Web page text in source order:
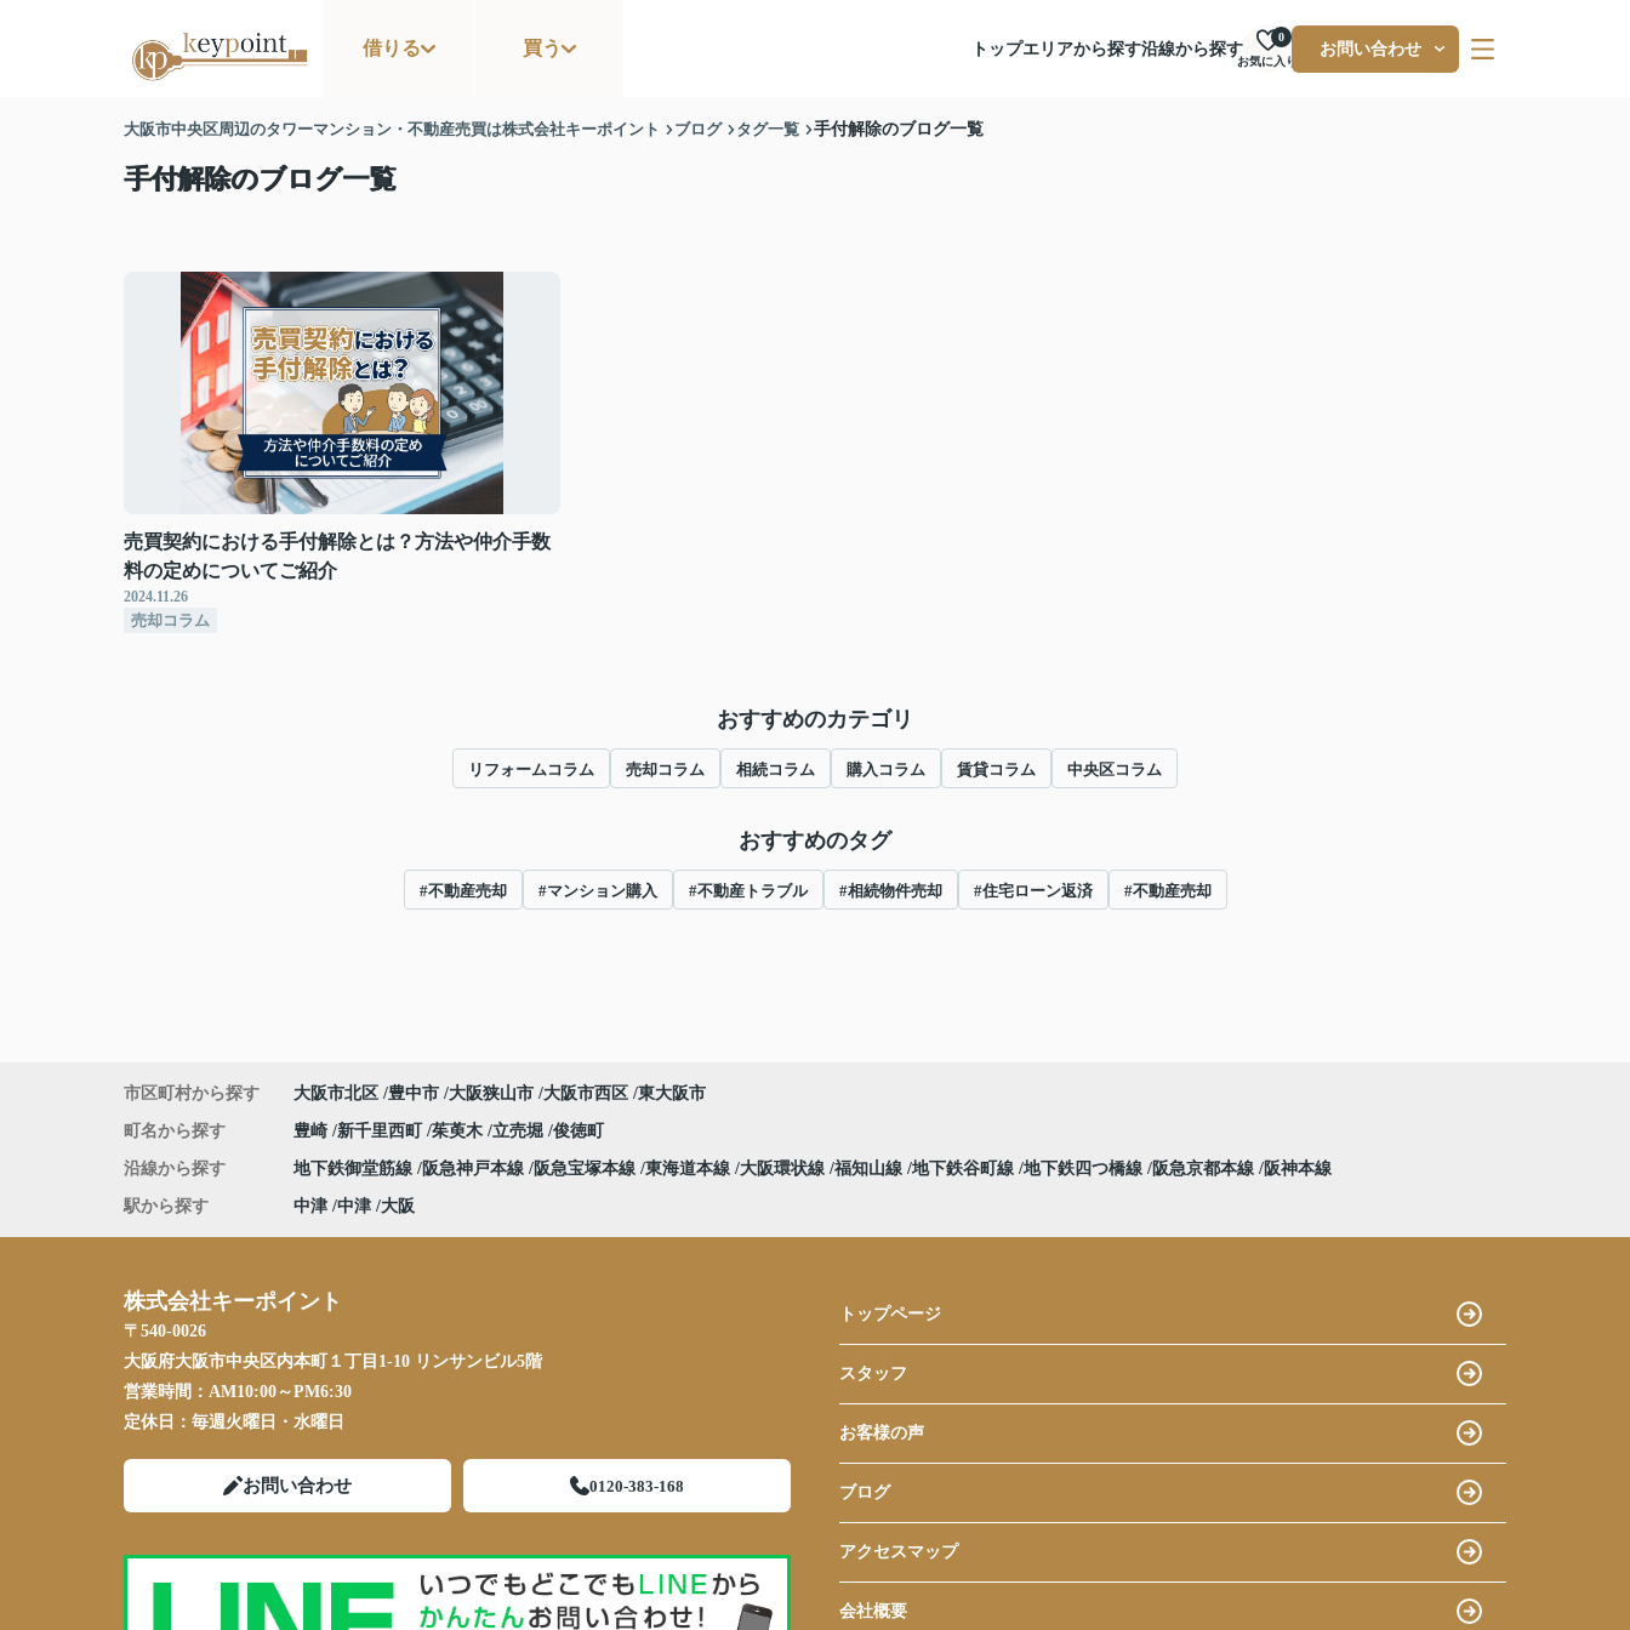
借りる 買う トップエリアから探す沿線から探す
お気に入り
0
お問い合わせ
大阪市中央区周辺のタワーマンション・不動産売買は株式会社キーポイント ブログ タグ一覧 手付解除のブログ一覧
手付解除のブログ一覧
売買契約における手付解除とは？方法や仲介手数
料の定めについてご紹介
2024.11.26
売却コラム
おすすめのカテゴリ
リフォームコラム 売却コラム 相続コラム 購入コラム 賃貸コラム 中央区コラム
おすすめのタグ
#不動産売却 #マンション購入 #不動産トラブル #相続物件売却 #住宅ローン返済 #不動産売却
市区町村から探す 大阪市北区 豊中市 大阪狭山市 大阪市西区 東大阪市
町名から探す 豊崎 新千里西町 茱萸木 立売堀 俊徳町
沿線から探す 地下鉄御堂筋線 阪急神戸本線 阪急宝塚本線 東海道本線 大阪環状線 福知山線 地下鉄谷町線 地下鉄四つ橋線 阪急京都本線 阪神本線
駅から探す 中津 中津 大阪
株式会社キーポイント
〒540-0026
大阪府大阪市中央区内本町１丁目1-10 リンサンビル5階
営業時間： AM10:00～PM6:30
定休日： 毎週火曜日・水曜日
お問い合わせ 0120-383-168
トップページ
スタッフ
お客様の声
ブログ
アクセスマップ
会社概要